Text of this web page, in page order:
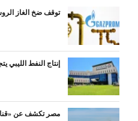
توقف ضخ الغاز
إنتاج النفط الليبي
مصر تكشف عن